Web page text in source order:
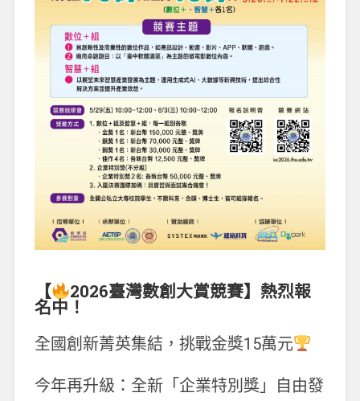
【 2026臺灣數創大賞競賽】熱烈報
名中！
全國創新菁英集結，挑戰金獎15萬元
今年再升級：全新「企業特別獎」自由發